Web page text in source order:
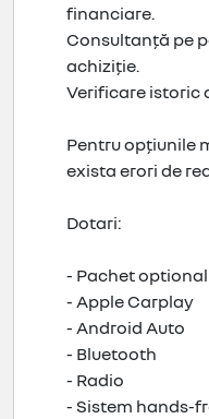
financiare.
Consultanță pe
achiziție.
Verificare istoric
Pentru opțiunile
exista erori de
Dotari:
- Pachet
- Apple Carplay
- Android Auto
- Bluetooth
- Radio
- Sistem hands-